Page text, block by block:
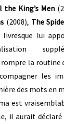
the King’s Men
(2008), The
livresque lui
la routine
les
des mots en
est
il aurait